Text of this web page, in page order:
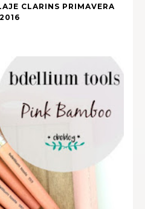
CLARINS PRIMAVERA
2016